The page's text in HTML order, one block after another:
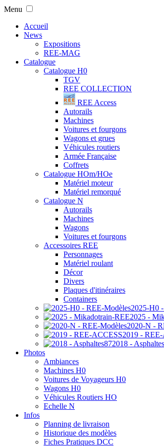
Menu
Accueil
News
Expositions
REE-MAG
Catalogue
Catalogue H0
TGV
REE COLLECTION
REE Access
Autorails
Machines
Voitures et fourgons
Wagons et grues
Véhicules routiers
Armée Française
Coffrets
Catalogue HOm/HOe
Matériel moteur
Matériel remorqué
Catalogue N
Autorails
Machines
Wagons
Voitures et fourgons
Accessoires REE
Personnages
Matériel roulant
Décor
Divers
Plaques d'itinéraires
Containers
2025-H0
2025 -
2020-N -
2019 -
2018 -
Photos
Ambiances
Machines H0
Voitures de Voyageurs H0
Wagons H0
Véhicules Routiers HO
Echelle N
Infos
Planning de livraison
Historique des modèles
Fiches Pratiques DCC